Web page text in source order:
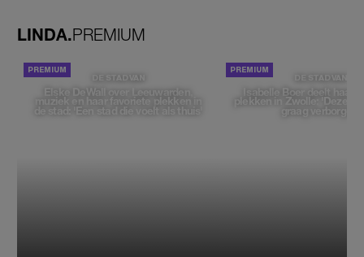
LINDA.PREMIUM
DE STAD VAN
Elske DeWall over Leeuwarden,
muziek en haar favoriete plekken in
de stad: 'Een stad die voelt als thuis'
DE STAD VAN
Isabelle Boer deelt haar
plekken in Zwolle: 'Deze
graag verborgen'